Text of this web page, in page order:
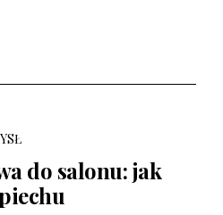
do salonu: jak